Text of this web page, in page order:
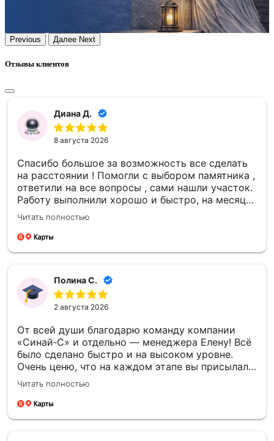
Previous Далее Next
Отзывы клиентов
Диана Д.
8 августа 2026
Спасибо большое за возможность все сделать
на расстоянии ! Помогли с выбором памятника ,
ответили на все вопросы , сами нашли участок.
Работу выполнили хорошо и быстро, на месяц
раньше даты в договоре. Ничего не навязывали
, сумма НЕ увеличилась в итоге - все честно.
Читать полностью
Полина С.
2 августа 2026
От всей души благодарю команду компании
«Синай‑С» и отдельно — менеджера Елену! Всё
было сделано быстро и на высоком уровне.
Очень ценю, что на каждом этапе вы присылали
фото- и видеоотчёты — это давало уверенность
и спокойствие. Отдельно спасибо за то, что
успели установить памятник к памятной
Читать полностью